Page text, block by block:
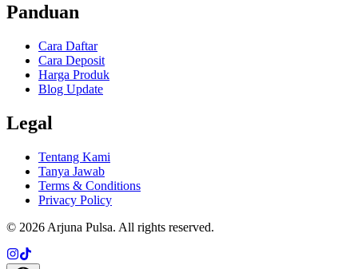
Panduan
Cara Daftar
Cara Deposit
Harga Produk
Blog Update
Legal
Tentang Kami
Tanya Jawab
Terms & Conditions
Privacy Policy
© 2026 Arjuna Pulsa. All rights reserved.